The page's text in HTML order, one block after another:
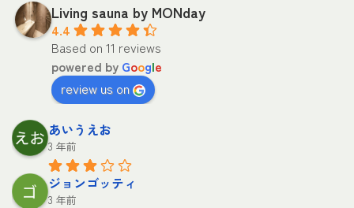
Living sauna by MONday
4.4
Based on 11 reviews
powered by Google
review us on
あいうえお
3 年前
ジョンゴッティ
3 年前